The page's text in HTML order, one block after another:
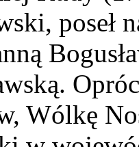
poseł
Wólkę